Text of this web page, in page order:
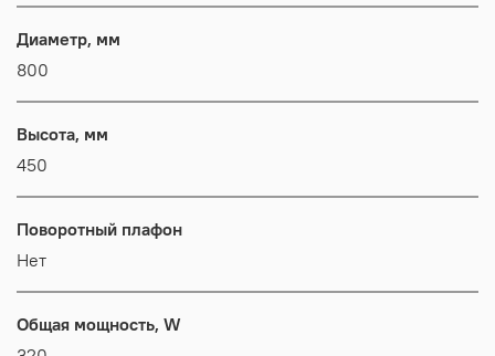
Диаметр, мм
800
Высота, мм
450
Поворотный плафон
Нет
Общая мощность, W